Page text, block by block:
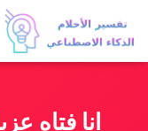
انا فتاه